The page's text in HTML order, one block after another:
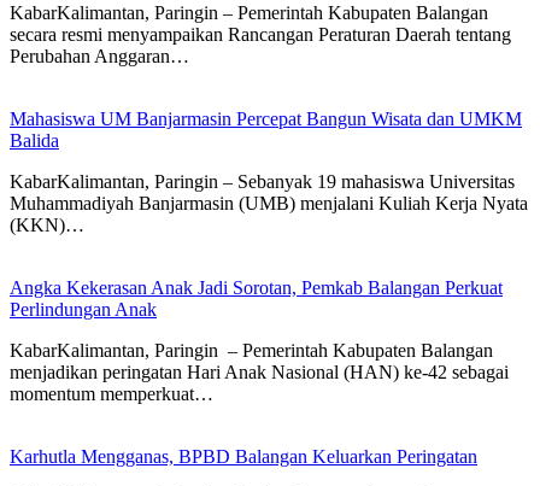
KabarKalimantan, Paringin – Pemerintah Kabupaten Balangan
secara resmi menyampaikan Rancangan Peraturan Daerah tentang
Perubahan Anggaran…
Mahasiswa UM Banjarmasin Percepat Bangun Wisata dan UMKM
Balida
KabarKalimantan, Paringin – Sebanyak 19 mahasiswa Universitas
Muhammadiyah Banjarmasin (UMB) menjalani Kuliah Kerja Nyata
(KKN)…
Angka Kekerasan Anak Jadi Sorotan, Pemkab Balangan Perkuat
Perlindungan Anak
KabarKalimantan, Paringin – Pemerintah Kabupaten Balangan
menjadikan peringatan Hari Anak Nasional (HAN) ke-42 sebagai
momentum memperkuat…
Karhutla Mengganas, BPBD Balangan Keluarkan Peringatan